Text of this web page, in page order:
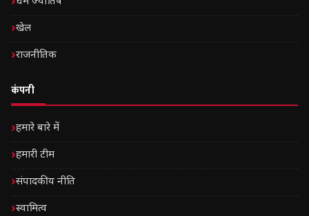
खेल
राजनीतिक
कंपनी
हमारे बारे में
हमारी टीम
संपादकीय नीति
स्वामित्व